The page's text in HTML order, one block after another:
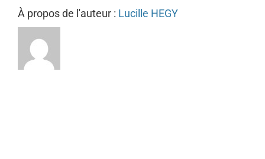
À propos de l'auteur : Lucille HEGY